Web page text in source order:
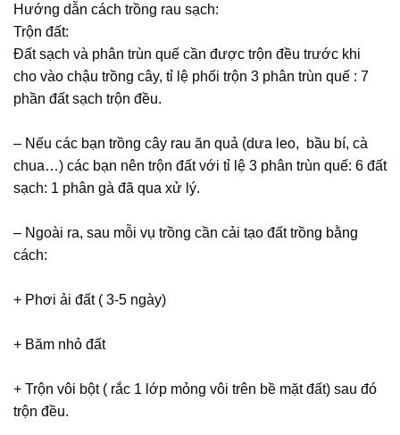
Hướng dẫn cách trồng rau sạch:
Trộn đất:
Đất sạch và phân trùn quế cần được trộn đều trước khi
cho vào chậu trồng cây, tỉ lệ phối trộn 3 phân trùn quế : 7
phần đất sạch trộn đều.
– Nếu các bạn trồng cây rau ăn quả (dưa leo, bầu bí, cà
chua…) các bạn nên trộn đất với tỉ lệ 3 phân trùn quế: 6 đất
sạch: 1 phân gà đã qua xử lý.
– Ngoài ra, sau mỗi vụ trồng cần cải tạo đất trồng bằng
cách:
+ Phơi ải đất ( 3-5 ngày)
+ Băm nhỏ đất
+ Trộn vôi bột ( rắc 1 lớp mỏng vôi trên bề mặt đất) sau đó
trộn đều.